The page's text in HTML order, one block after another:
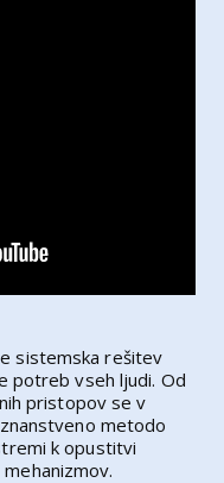
sistemska rešitev
potreb vseh ljudi. Od
pristopov se v
metodo
k opustitvi